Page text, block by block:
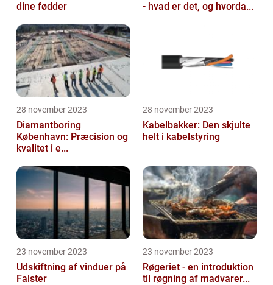
dine fødder
- hvad er det, og hvorda...
28 november 2023
Diamantboring
København: Præcision og
kvalitet i e...
28 november 2023
Kabelbakker: Den skjulte
helt i kabelstyring
23 november 2023
Udskiftning af vinduer på
Falster
23 november 2023
Røgeriet - en introduktion
til røgning af madvarer...